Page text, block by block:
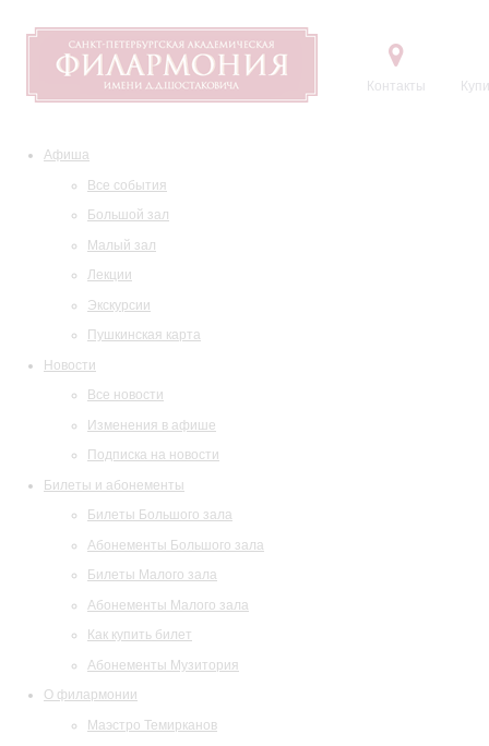
Контакты
Афиша
Все события
Большой зал
Малый зал
Лекции
Экскурсии
Пушкинская карта
Новости
Все новости
Изменения в афише
Подписка на новости
Билеты и абонементы
Билеты Большого зала
Абонементы Большого зала
Билеты Малого зала
Абонементы Малого зала
Как купить билет
Абонементы Музитория
О филармонии
Маэстро Темирканов